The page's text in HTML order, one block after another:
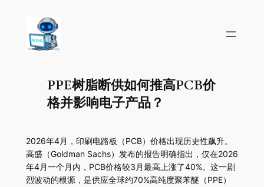
PPE树脂断供如何推高PCB价
格并影响电子产品？
2026年4月，印刷电路板（PCB）价格出现历史性飙升。
高盛（Goldman Sachs）发布的报告明确指出，仅在2026
年4月一个月内，PCB价格较3月最高上涨了40%。这一剧
烈波动的根源，是供应全球约70%高纯度聚苯醚（PPE）